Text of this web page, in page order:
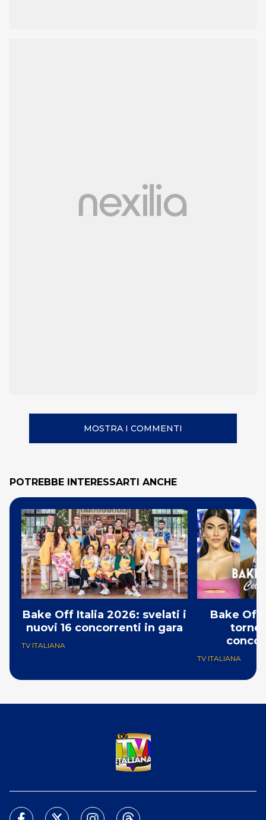
MOSTRA I COMMENTI
POTREBBE INTERESSARTI ANCHE
Bake Off Italia 2026: svelati i
nuovi 16 concorrenti in gara
TV ITALIANA
Bake Off
TV ITALIANA